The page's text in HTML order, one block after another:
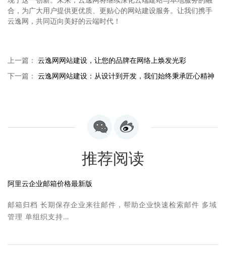
合，为广大用户提供更优质、更贴心的网站建设服务。让我们携手
云逸网，共同迈向美好的云端时代！
上一篇： 云逸网网站建设，让您的品牌在网络上焕发光彩
下一篇： 云逸网网站建设：从设计到开发，我们始终秉承匠心精神
推荐阅读
阿里云企业邮箱价格最新版
邮箱归档 长期保存企业来往邮件，帮助企业快速检索邮件 多域
管理 单组织支持…